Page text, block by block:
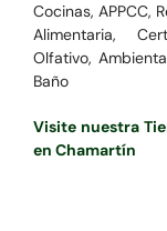
Cocinas, APPCC,
Alimentaria,
Olfativo,
Baño
Visite nuestra
en Chamartín